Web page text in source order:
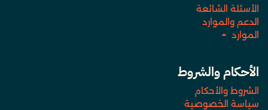
الأسئلة الشائعة
الدعم والموارد
الموارد
الأحكام والشروط
الشروط والأحكام
سياسة الخصوصية